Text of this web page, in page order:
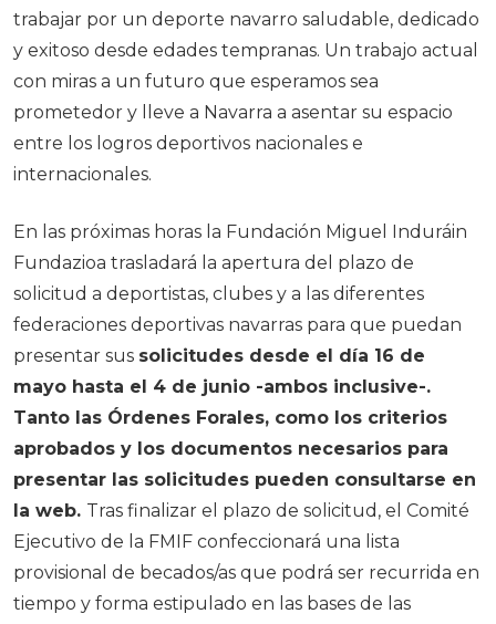
trabajar por un deporte navarro saludable, dedicado
y exitoso desde edades tempranas. Un trabajo actual
con miras a un futuro que esperamos sea
prometedor y lleve a Navarra a asentar su espacio
entre los logros deportivos nacionales e
internacionales.
En las próximas horas la Fundación Miguel Induráin
Fundazioa trasladará la apertura del plazo de
solicitud a deportistas, clubes y a las diferentes
federaciones deportivas navarras para que puedan
presentar sus solicitudes desde el día 16 de
mayo hasta el 4 de junio -ambos inclusive-.
Tanto las Órdenes Forales, como los criterios
aprobados y los documentos necesarios para
presentar las solicitudes pueden consultarse en
la web. Tras finalizar el plazo de solicitud, el Comité
Ejecutivo de la FMIF confeccionará una lista
provisional de becados/as que podrá ser recurrida en
tiempo y forma estipulado en las bases de las